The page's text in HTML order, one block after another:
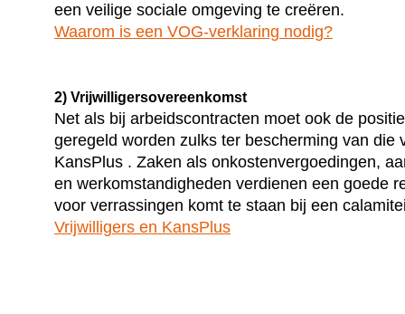
een veilige sociale omgeving te creëren.
Waarom is een VOG-verklaring nodig?
2) Vrijwilligersovereenkomst
Net als bij arbeidscontracten moet ook de
geregeld worden zulks ter bescherming van die
KansPlus . Zaken als onkostenvergoedingen,
en werkomstandigheden verdienen een goede
voor verrassingen komt te staan bij een
Vrijwilligers en KansPlus